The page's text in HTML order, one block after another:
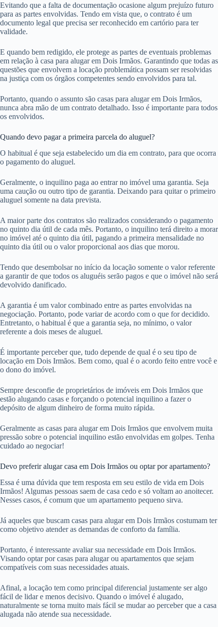
Evitando que a falta de documentação ocasione algum prejuízo futuro
para as partes envolvidas. Tendo em vista que, o contrato é um
documento legal que precisa ser reconhecido em cartório para ter
validade.
E quando bem redigido, ele protege as partes de eventuais problemas
em relação à casa para alugar em Dois Irmãos. Garantindo que todas as
questões que envolvem a locação problemática possam ser resolvidas
na justiça com os órgãos competentes sendo envolvidos para tal.
Portanto, quando o assunto são casas para alugar em Dois Irmãos,
nunca abra mão de um contrato detalhado. Isso é importante para todos
os envolvidos.
Quando devo pagar a primeira parcela do aluguel?
O habitual é que seja estabelecido um dia em contrato, para que ocorra
o pagamento do aluguel.
Geralmente, o inquilino paga ao entrar no imóvel uma garantia. Seja
uma caução ou outro tipo de garantia. Deixando para quitar o primeiro
aluguel somente na data prevista.
A maior parte dos contratos são realizados considerando o pagamento
no quinto dia útil de cada mês. Portanto, o inquilino terá direito a morar
no imóvel até o quinto dia útil, pagando a primeira mensalidade no
quinto dia útil ou o valor proporcional aos dias que morou.
Tendo que desembolsar no início da locação somente o valor referente
a garantir de que todos os aluguéis serão pagos e que o imóvel não será
devolvido danificado.
A garantia é um valor combinado entre as partes envolvidas na
negociação. Portanto, pode variar de acordo com o que for decidido.
Entretanto, o habitual é que a garantia seja, no mínimo, o valor
referente a dois meses de aluguel.
É importante perceber que, tudo depende de qual é o seu tipo de
locação em Dois Irmãos. Bem como, qual é o acordo feito entre você e
o dono do imóvel.
Sempre desconfie de proprietários de imóveis em Dois Irmãos que
estão alugando casas e forçando o potencial inquilino a fazer o
depósito de algum dinheiro de forma muito rápida.
Geralmente as casas para alugar em Dois Irmãos que envolvem muita
pressão sobre o potencial inquilino estão envolvidas em golpes. Tenha
cuidado ao negociar!
Devo preferir alugar casa em Dois Irmãos ou optar por apartamento?
Essa é uma dúvida que tem resposta em seu estilo de vida em Dois
Irmãos! Algumas pessoas saem de casa cedo e só voltam ao anoitecer.
Nesses casos, é comum que um apartamento pequeno sirva.
Já aqueles que buscam casas para alugar em Dois Irmãos costumam ter
como objetivo atender as demandas de conforto da família.
Portanto, é interessante avaliar sua necessidade em Dois Irmãos.
Visando optar por casas para alugar ou apartamentos que sejam
compatíveis com suas necessidades atuais.
Afinal, a locação tem como principal diferencial justamente ser algo
fácil de lidar e menos decisivo. Quando o imóvel é alugado,
naturalmente se torna muito mais fácil se mudar ao perceber que a casa
alugada não atende sua necessidade.